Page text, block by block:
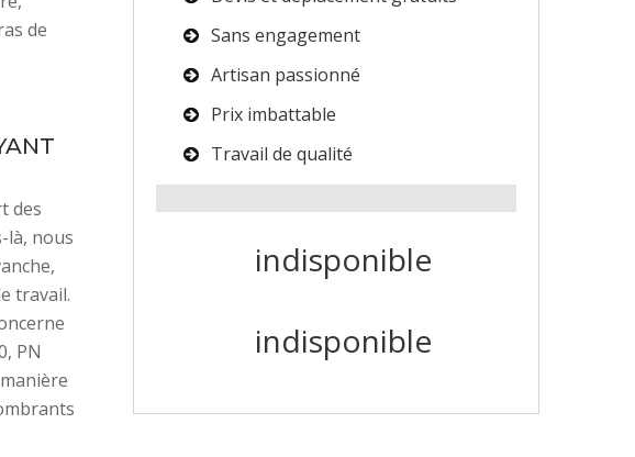
de
des
là, nous
travail.
PN
Sans engagement
Artisan passionné
Prix imbattable
Travail de qualité
indisponible
indisponible